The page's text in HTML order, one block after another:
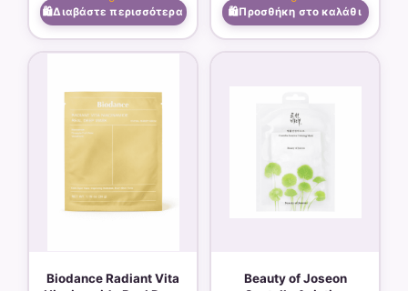
Διαβάστε περισσότερα Προσθήκη στο καλάθι
Biodance Radiant Vita
Beauty of Joseon